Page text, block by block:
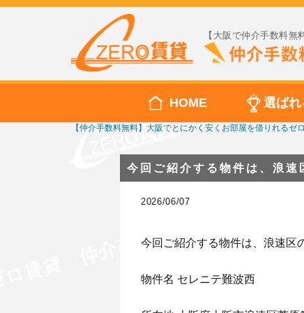
【大阪で仲介手数料
HOME 選ばれ
【仲介手数料無料】大阪でとにかく安くお部屋を借りれるゼ
今回ご紹介する物件は、浪速
2026/06/07
今回ご紹介する物件は、浪速区
物件名 セレニテ難波西